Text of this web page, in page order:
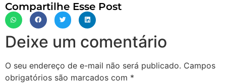
Compartilhe Esse Post
Deixe um comentário
O seu endereço de e-mail não será publicado. Campos
obrigatórios são marcados com *